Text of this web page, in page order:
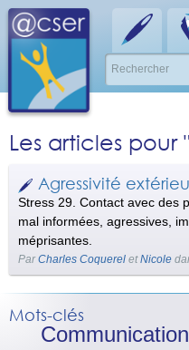
Les articles pour "
Agressivité
Stress 29. Contact avec des
mal informées, agressives,
méprisantes.
ParCharles Coquerel etNicole
Mots-clés
Communication